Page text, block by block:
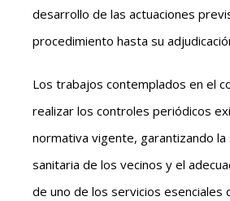
desarrollo de las actuaciones
procedimiento hasta su
Los trabajos contemplados en el
realizar los controles periódicos
normativa vigente, garantizando la
sanitaria de los vecinos y el
de uno de los servicios esenciales